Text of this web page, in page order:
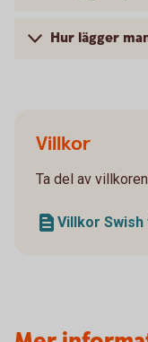
Hur lägger
Villkor
Ta del av
Villkor